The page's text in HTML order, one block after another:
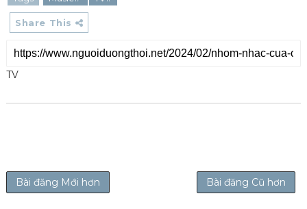
Share This
TV
Bài đăng Mới hơn Bài đăng Cũ hơn